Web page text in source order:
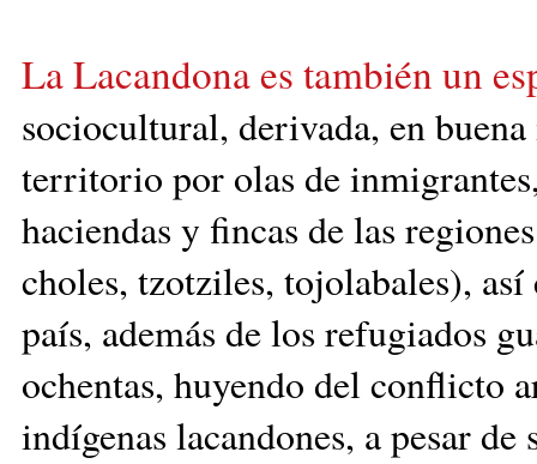
La Lacandona es también un
sociocultural, derivada, en
territorio por olas de
haciendas y fincas de las
choles, tzotziles, tojolabales),
país, además de los refugiados
ochentas, huyendo del conflicto
indígenas lacandones, a pesar